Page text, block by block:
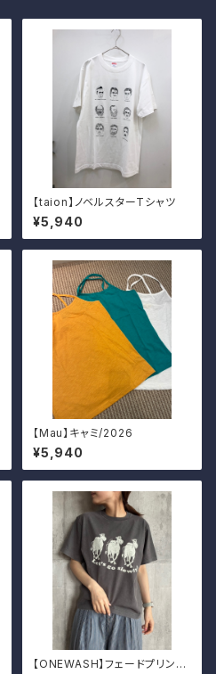
【taion】ノベルスターTシャツ
¥5,940
【Mau】キャミ/2026
¥5,940
【ONEWASH】フェードプリント